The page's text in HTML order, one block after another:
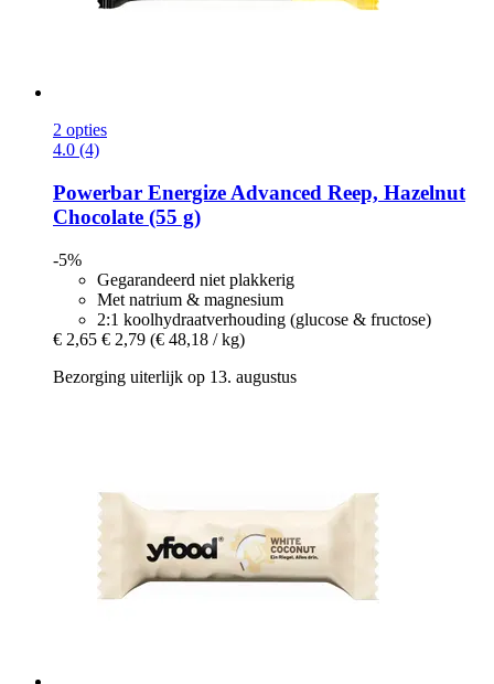
2 opties
4.0 (4)
Powerbar Energize Advanced Reep, Hazelnut
Chocolate (55 g)
-5%
Gegarandeerd niet plakkerig
Met natrium & magnesium
2:1 koolhydraatverhouding (glucose & fructose)
€ 2,65 € 2,79 (€ 48,18 / kg)
Bezorging uiterlijk op 13. augustus